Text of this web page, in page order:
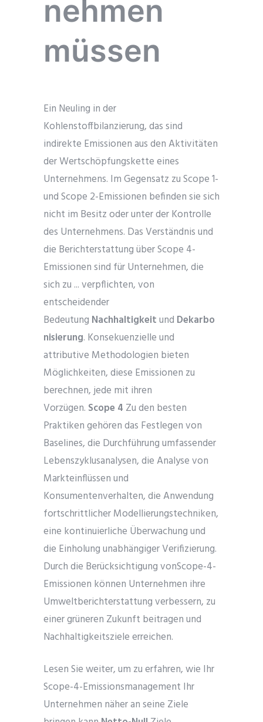
nehmen
müssen
Ein Neuling in der
Kohlenstoffbilanzierung, das sind
indirekte Emissionen aus den Aktivitäten
der Wertschöpfungskette eines
Unternehmens. Im Gegensatz zu Scope 1-
und Scope 2-Emissionen befinden sie sich
nicht im Besitz oder unter der Kontrolle
des Unternehmens. Das Verständnis und
die Berichterstattung über Scope 4-
Emissionen sind für Unternehmen, die
sich zu ... verpflichten, von
entscheidender
Bedeutung Nachhaltigkeitund Dekarbo
nisierung. Konsekuenzielle und
attributive Methodologien bieten
Möglichkeiten, diese Emissionen zu
berechnen, jede mit ihren
Vorzügen. Scope 4 Zu den besten
Praktiken gehören das Festlegen von
Baselines, die Durchführung umfassender
Lebenszyklusanalysen, die Analyse von
Markteinflüssen und
Konsumentenverhalten, die Anwendung
fortschrittlicher Modellierungstechniken,
eine kontinuierliche Überwachung und
die Einholung unabhängiger Verifizierung.
Durch die Berücksichtigung vonScope-4-
Emissionen können Unternehmen ihre
Umweltberichterstattung verbessern, zu
einer grüneren Zukunft beitragen und
Nachhaltigkeitsziele erreichen.
Lesen Sie weiter, um zu erfahren, wie Ihr
Scope-4-Emissionsmanagement Ihr
Unternehmen näher an seine Ziele